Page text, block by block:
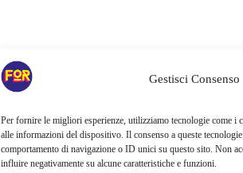
Gestisci Consenso
Per fornire le migliori esperienze, utilizziamo tecnologie come i
alle informazioni del dispositivo. Il consenso a queste
comportamento di navigazione o ID unici su questo sito. Non
influire negativamente su alcune caratteristiche e funzioni.